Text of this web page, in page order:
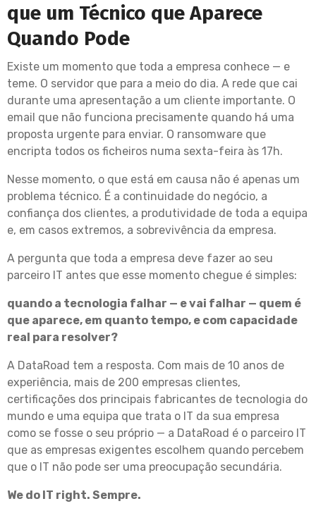
que um Técnico que Aparece
Quando Pode
Existe um momento que toda a empresa conhece — e
teme. O servidor que para a meio do dia. A rede que cai
durante uma apresentação a um cliente importante. O
email que não funciona precisamente quando há uma
proposta urgente para enviar. O ransomware que
encripta todos os ficheiros numa sexta-feira às 17h.
Nesse momento, o que está em causa não é apenas um
problema técnico. É a continuidade do negócio, a
confiança dos clientes, a produtividade de toda a equipa
e, em casos extremos, a sobrevivência da empresa.
A pergunta que toda a empresa deve fazer ao seu
parceiro IT antes que esse momento chegue é simples:
quando a tecnologia falhar — e vai falhar — quem é
que aparece, em quanto tempo, e com capacidade
real para resolver?
A DataRoad tem a resposta. Com mais de 10 anos de
experiência, mais de 200 empresas clientes,
certificações dos principais fabricantes de tecnologia do
mundo e uma equipa que trata o IT da sua empresa
como se fosse o seu próprio — a DataRoad é o parceiro IT
que as empresas exigentes escolhem quando percebem
que o IT não pode ser uma preocupação secundária.
We do IT right. Sempre.